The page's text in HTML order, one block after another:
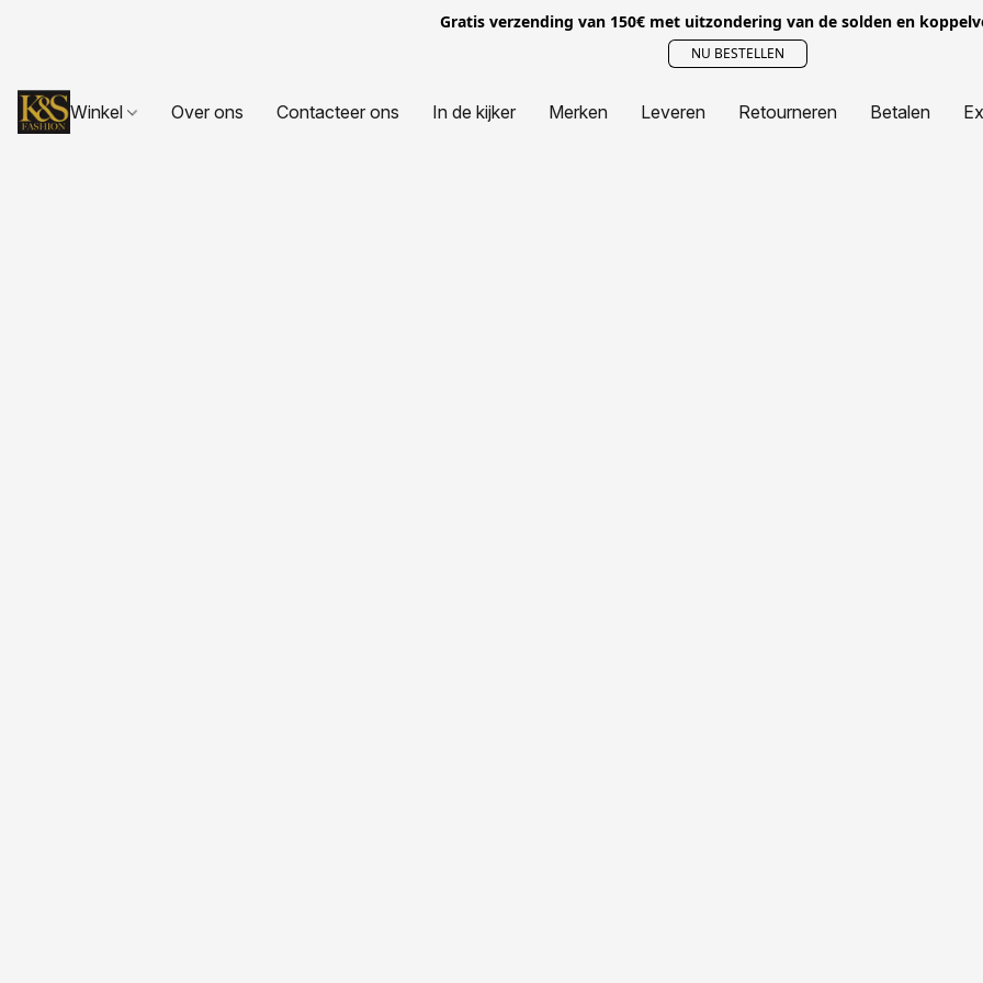
Gratis verzending van 150€ met uitzondering van de solden en
NU BESTELLEN
Winkel Over ons Contacteer ons In de kijker Merken Leveren Retourneren Betalen